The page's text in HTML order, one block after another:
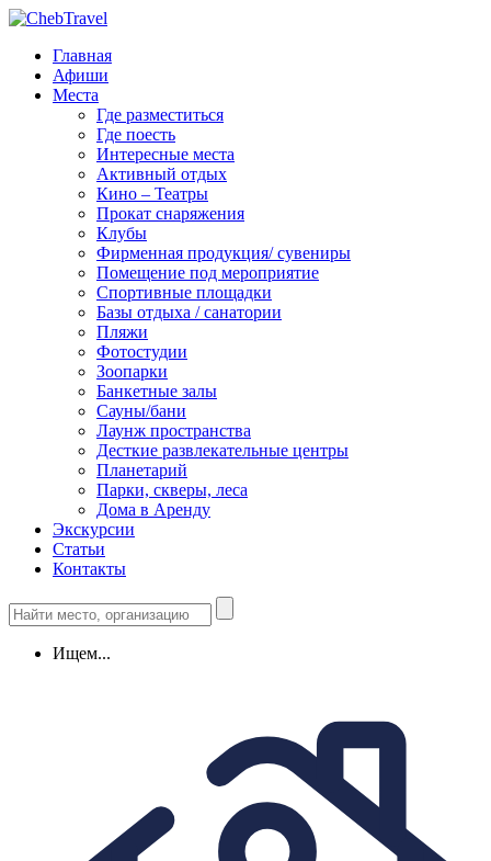
Главная
Афиши
Места
Где разместиться
Где поесть
Интересные места
Активный отдых
Кино – Театры
Прокат снаряжения
Клубы
Фирменная продукция/ сувениры
Помещение под мероприятие
Спортивные площадки
Базы отдыха / санатории
Пляжи
Фотостудии
Зоопарки
Банкетные залы
Сауны/бани
Лаунж пространства
Десткие развлекательные центры
Планетарий
Парки, скверы, леса
Дома в Аренду
Экскурсии
Статьи
Контакты
Ищем...